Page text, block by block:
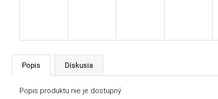
Popis Diskusia
Popis produktu nie je dostupný